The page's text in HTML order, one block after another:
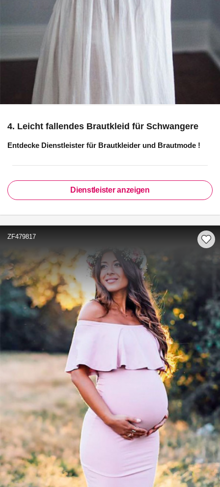
4. Leicht fallendes Brautkleid für Schwangere
Entdecke Dienstleister für Brautkleider und Brautmode !
Dienstleister anzeigen
ZF479817